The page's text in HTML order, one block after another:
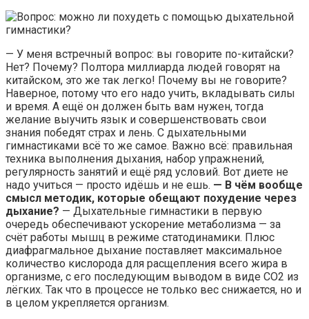
— У меня встречный вопрос: вы говорите по-китайски?
Нет? Почему? Полтора миллиарда людей говорят на
китайском, это же так легко! Почему вы не говорите?
Наверное, потому что его надо учить, вкладывать силы
и время. А ещё он должен быть вам нужен, тогда
желание выучить язык и совершенствовать свои
знания победят страх и лень. С дыхательными
гимнастиками всё то же самое. Важно всё: правильная
техника выполнения дыхания, набор упражнений,
регулярность занятий и ещё ряд условий. Вот диете не
надо учиться — просто идёшь и не ешь. — В чём вообще
смысл методик, которые обещают похудение через
дыхание? — Дыхательные гимнастики в первую
очередь обеспечивают ускорение метаболизма — за
счёт работы мышц в режиме статодинамики. Плюс
диафрагмальное дыхание поставляет максимальное
количество кислорода для расщепления всего жира в
организме, с его последующим выводом в виде СО2 из
лёгких. Так что в процессе не только вес снижается, но и
в целом укрепляется организм.